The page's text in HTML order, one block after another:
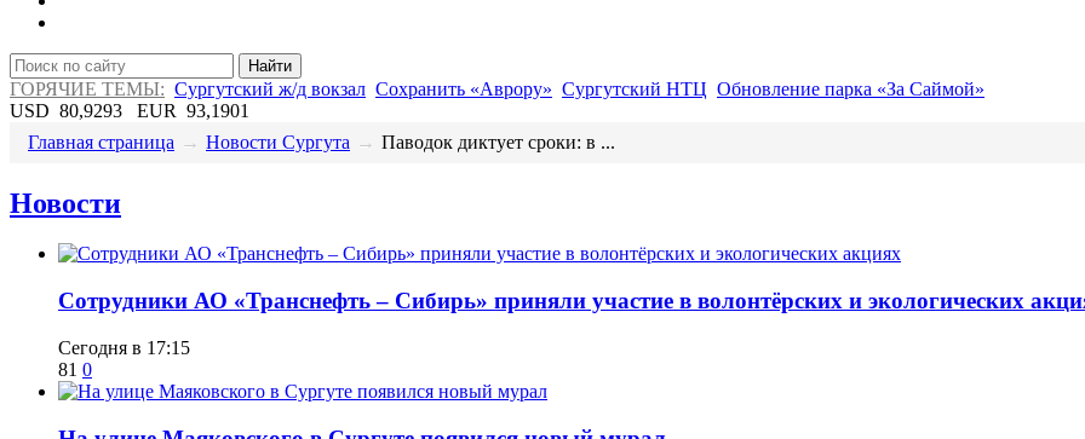
Найти
ГОРЯЧИЕ ТЕМЫ: Сургутский ж/д вокзал Сохранить «Аврору» Сургутский НТЦ Обновление парка «За Саймой»
USD 80,9293 EUR 93,1901
Главная страница → Новости Сургута → ​Паводок диктует сроки: в ...
Новости
Сотрудники АО «Транснефть – Сибирь» приняли участие в волонтёрских и экологических
Сегодня в 17:15
81 0